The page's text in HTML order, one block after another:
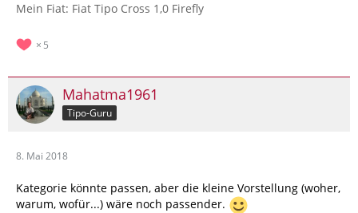
Mein Fiat: Fiat Tipo Cross 1,0 Firefly
5
Mahatma1961
Tipo-Guru
8. Mai 2018
Kategorie könnte passen, aber die kleine Vorstellung (woher,
warum, wofür...) wäre noch passender.